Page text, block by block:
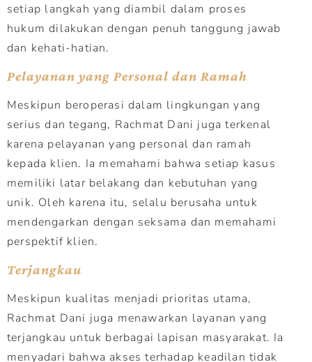
setiap langkah yang diambil dalam proses
hukum dilakukan dengan penuh tanggung jawab
dan kehati-hatian.
Pelayanan yang Personal dan Ramah
Meskipun beroperasi dalam lingkungan yang
serius dan tegang, Rachmat Dani juga terkenal
karena pelayanan yang personal dan ramah
kepada klien. Ia memahami bahwa setiap kasus
memiliki latar belakang dan kebutuhan yang
unik. Oleh karena itu, selalu berusaha untuk
mendengarkan dengan seksama dan memahami
perspektif klien.
Terjangkau
Meskipun kualitas menjadi prioritas utama,
Rachmat Dani juga menawarkan layanan yang
terjangkau untuk berbagai lapisan masyarakat. Ia
menyadari bahwa akses terhadap keadilan tidak